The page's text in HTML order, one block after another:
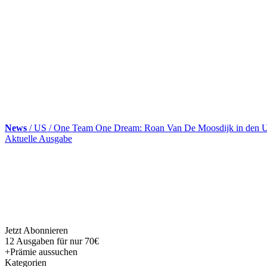
News / US / One Team One Dream: Roan Van De Moosdijk in den
Skip
Aktuelle Ausgabe
Jetzt Abonnieren
12 Ausgaben für nur 70€
+Prämie aussuchen
Kategorien